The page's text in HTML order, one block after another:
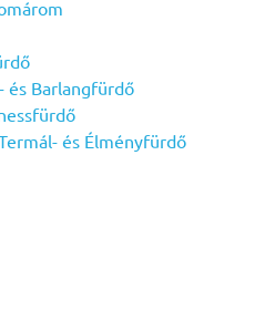
és Barlangfürdő
és Élményfürdő